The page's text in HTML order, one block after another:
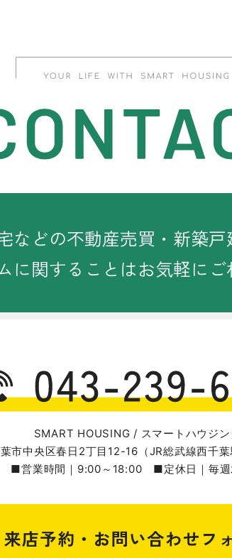
などの不動産売買・新築戸
に関することはお気軽にご
SMART HOUSING / スマートハウジ
市中央区春日2丁目12-16 （JR総武線西千
■営業時間｜9:00～18:00 ■定休日｜毎週